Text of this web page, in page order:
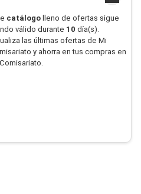
catálogo lleno de ofertas sigue
válido durante 10 día(s).
las últimas ofertas de Mi
y ahorra en tus compras en